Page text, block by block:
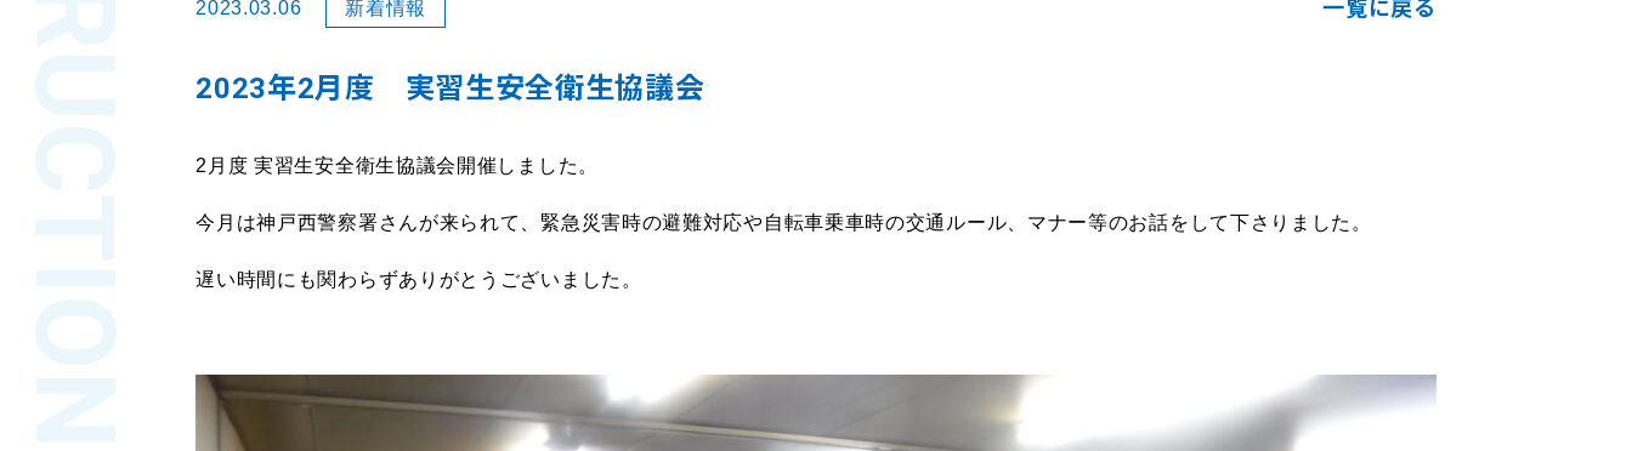
一覧に戻る
2023.03.06 新着情報
2023年2月度 実習生安全衛生協議会
2月度 実習生安全衛生協議会開催しました。
今月は神戸西警察署さんが来られて、緊急災害時の避難対応や自転車乗車時の交通ルール、マナー等のお話をして下さりました。
遅い時間にも関わらずありがとうございました。